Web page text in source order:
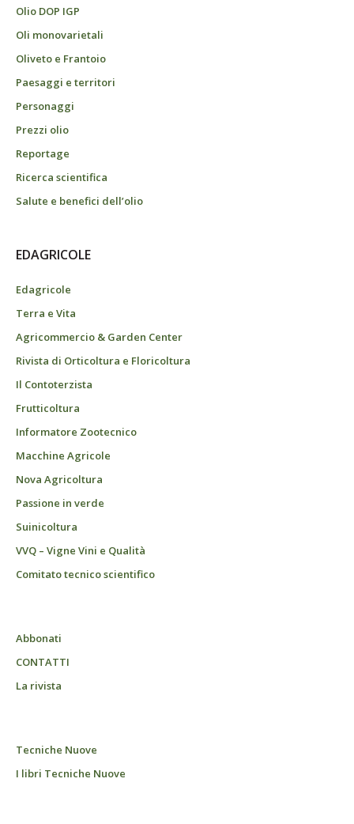
Olio DOP IGP
Oli monovarietali
Oliveto e Frantoio
Paesaggi e territori
Personaggi
Prezzi olio
Reportage
Ricerca scientifica
Salute e benefici dell’olio
EDAGRICOLE
Edagricole
Terra e Vita
Agricommercio & Garden Center
Rivista di Orticoltura e Floricoltura
Il Contoterzista
Frutticoltura
Informatore Zootecnico
Macchine Agricole
Nova Agricoltura
Passione in verde
Suinicoltura
VVQ – Vigne Vini e Qualità
Comitato tecnico scientifico
Abbonati
CONTATTI
La rivista
Tecniche Nuove
I libri Tecniche Nuove